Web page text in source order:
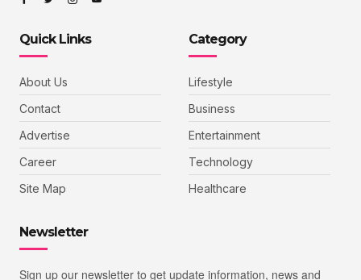
Quick Links
About Us
Contact
Advertise
Career
Site Map
Category
Lifestyle
Business
Entertainment
Technology
Healthcare
Newsletter
Sign up our newsletter to get update information, news and